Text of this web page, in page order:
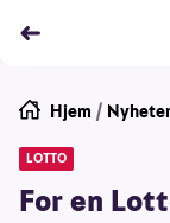
Hjem /
LOTTO
For en